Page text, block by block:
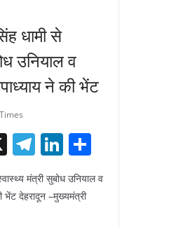
धामी से
उनियाल व
ने की भेंट
X T
el
e
gr
Li
n
k ar
मंत्री सुबोध उनियाल व
भेंट देहरादून –मुख्यमंत्री